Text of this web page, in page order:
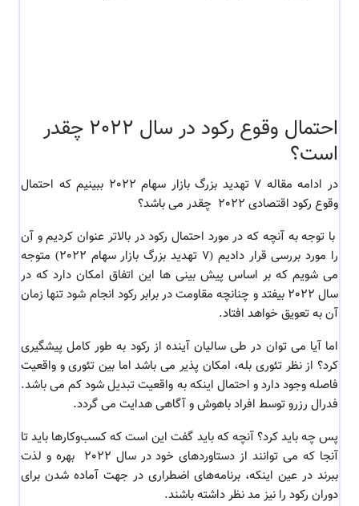
احتمال وقوع رکود در سال 2022 چقدر
است؟
در ادامه مقاله
7 تهدید بزرگ بازار سهام 2022 ببینیم که احتمال
وقوع رکود اقتصادی 2022 چقدر می باشد؟
با توجه به آنچه که در مورد احتمال رکود در بالاتر عنوان کردیم و آن
را مورد بررسی قرار دادیم (7 تهدید بزرگ بازار سهام 2022) متوجه
می شویم که بر اساس پیش بینی ها این اتفاق امکان دارد که در
سال 2022 بیفتد و چنانچه مقاومت در برابر رکود انجام شود تنها زمان
آن به تعویق خواهد افتاد.
اما آیا می توان در طی سالیان آینده از رکود به طور کامل پیشگیری
کرد؟ از نظر تئوری بله، امکان پذیر می باشد اما بین تئوری و واقعیت
فاصله وجود دارد و احتمال اینکه به واقعیت تبدیل شود کم می باشد.
فدرال رزرو توسط افراد باهوش و آگاهی هدایت می گردد.
پس چه باید کرد؟ آنچه که باید گفت این است که کسب‌وکارها باید تا
آنجا که می توانند از دستاوردهای خود در سال 2022 بهره و لذت
ببرند در عین اینکه، برنامه‌های اضطراری در جهت آماده شدن برای
دوران رکود را نیز مد نظر داشته باشند.